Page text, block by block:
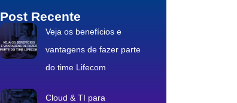
Post Recente
Veja os benefícios e
vantagens de fazer parte
do time Lifecom
Cloud & TI para